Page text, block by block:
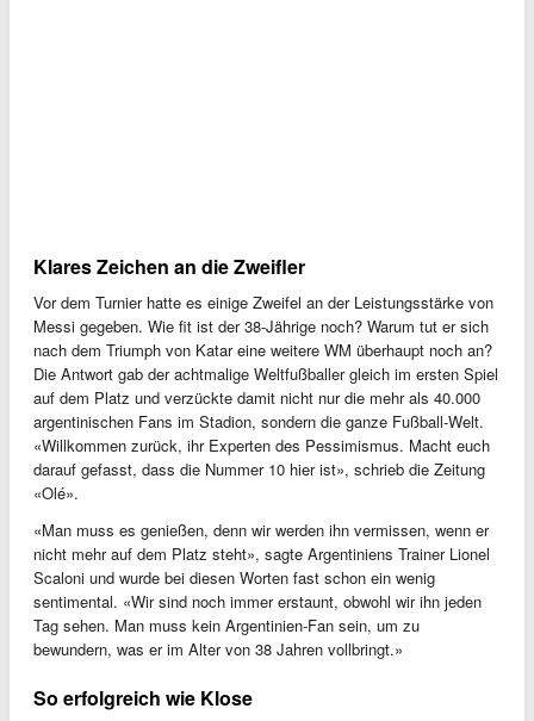
Klares Zeichen an die Zweifler
Vor dem Turnier hatte es einige Zweifel an der Leistungsstärke von
Messi gegeben. Wie fit ist der 38-Jährige noch? Warum tut er sich
nach dem Triumph von Katar eine weitere WM überhaupt noch an?
Die Antwort gab der achtmalige Weltfußballer gleich im ersten Spiel
auf dem Platz und verzückte damit nicht nur die mehr als 40.000
argentinischen Fans im Stadion, sondern die ganze Fußball-Welt.
«Willkommen zurück, ihr Experten des Pessimismus. Macht euch
darauf gefasst, dass die Nummer 10 hier ist», schrieb die Zeitung
«Olé».
«Man muss es genießen, denn wir werden ihn vermissen, wenn er
nicht mehr auf dem Platz steht», sagte Argentiniens Trainer Lionel
Scaloni und wurde bei diesen Worten fast schon ein wenig
sentimental. «Wir sind noch immer erstaunt, obwohl wir ihn jeden
Tag sehen. Man muss kein Argentinien-Fan sein, um zu
bewundern, was er im Alter von 38 Jahren vollbringt.»
So erfolgreich wie Klose